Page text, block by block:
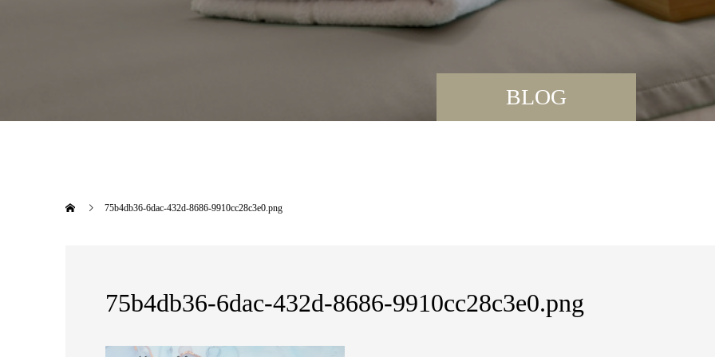
BLOG
75b4db36-6dac-432d-8686-9910cc28c3e0.png
75b4db36-6dac-432d-8686-9910cc28c3e0.png